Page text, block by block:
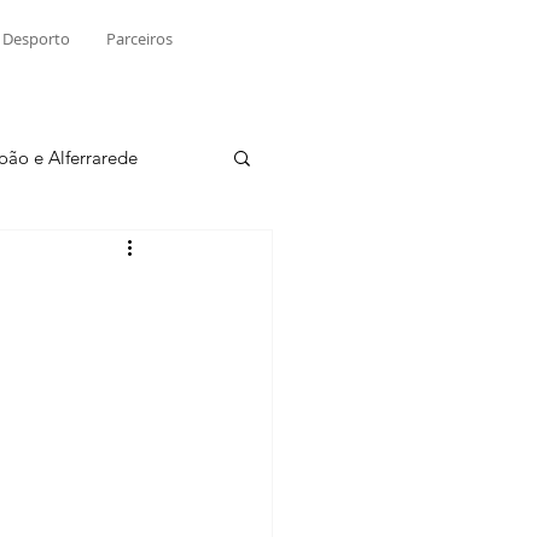
Desporto Parceiros
e Alferrarede